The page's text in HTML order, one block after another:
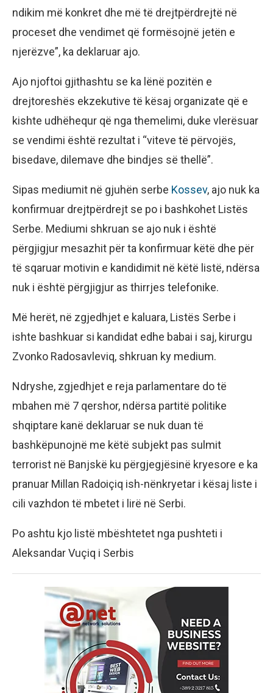
ndikim më konkret dhe më të drejtpërdrejtë në
proceset dhe vendimet që formësojnë jetën e
njerëzve”, ka deklaruar ajo.
Ajo njoftoi gjithashtu se ka lënë pozitën e
drejtoreshës ekzekutive të kësaj organizate që e
kishte udhëhequr që nga themelimi, duke vlerësuar
se vendimi është rezultat i “viteve të përvojës,
bisedave, dilemave dhe bindjes së thellë”.
Sipas mediumit në gjuhën serbe Kossev, ajo nuk ka
konfirmuar drejtpërdrejt se po i bashkohet Listës
Serbe. Mediumi shkruan se ajo nuk i është
përgjigjur mesazhit për ta konfirmuar këtë dhe për
të sqaruar motivin e kandidimit në këtë listë, ndërsa
nuk i është përgjigjur as thirrjes telefonike.
Më herët, në zgjedhjet e kaluara, Listës Serbe i
ishte bashkuar si kandidat edhe babai i saj, kirurgu
Zvonko Radosavleviq, shkruan ky medium.
Ndryshe, zgjedhjet e reja parlamentare do të
mbahen më 7 qershor, ndërsa partitë politike
shqiptare kanë deklaruar se nuk duan të
bashkëpunojnë me këtë subjekt pas sulmit
terrorist në Banjskë ku përgjegjësinë kryesore e ka
pranuar Millan Radoiçiq ish-nënkryetar i kësaj liste i
cili vazhdon të mbetet i lirë në Serbi.
Po ashtu kjo listë mbështetet nga pushteti i
Aleksandar Vuçiq i Serbis